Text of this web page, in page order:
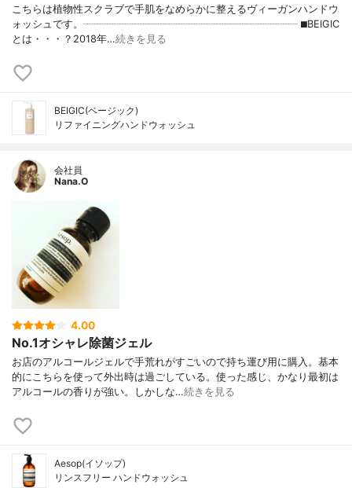
こちらは植物性スクラブで手肌をなめらかに整えるヴィーガンハンドウ
ォッシュです。┈┈┈┈┈┈┈┈┈┈┈┈┈┈┈┈┈┈┈┈┈ ⬛︎BEIGIC
とは・・・？2018年…続きを見る
BEIGIC(ベージック)
リファイニングハンドウォッシュ
会社員
Nana.O
4.00
No.1オシャレ除菌ジェル
お店のアルコールジェルで手荒れがすごいので持ち運び用に購入。基本
的にこちらを使って外出時は過ごしている。使った感じ、かなり最初は
アルコールの香りが強い。しかしな…続きを見る
Aesop(イソップ)
リンスフリー ハンドウォッシュ